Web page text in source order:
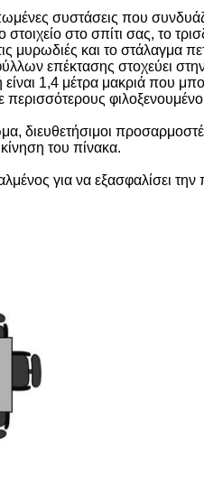
συστάσεις που
στο σπίτι σας, το
μυρωδιές και το στάλαγμα
επέκτασης στοχεύει
1,4 μέτρα μακριά που
διευθετήσιμοι
του πίνακα.
για να εξασφαλίσει την